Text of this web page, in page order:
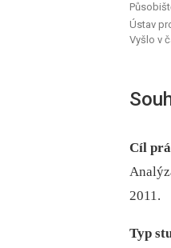
Ústav
Vyšlo v
Cíl
2011.
Typ